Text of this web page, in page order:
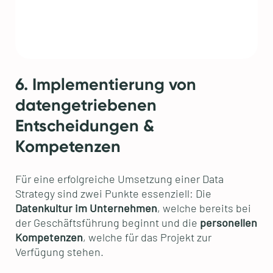
6. Implementierung von
datengetriebenen
Entscheidungen &
Kompetenzen
Für eine erfolgreiche Umsetzung einer Data
Strategy sind zwei Punkte essenziell: Die
Datenkultur im Unternehmen, welche bereits bei
der Geschäftsführung beginnt und die personellen
Kompetenzen, welche für das Projekt zur
Verfügung stehen.